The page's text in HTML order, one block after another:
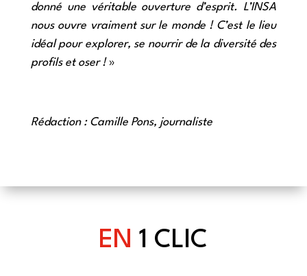
donné une véritable ouverture d’esprit. L’INSA
nous ouvre vraiment sur le monde ! C’est le lieu
idéal pour explorer, se nourrir de la diversité des
profils et oser !»
Rédaction : Camille Pons, journaliste
EN 1 CLIC